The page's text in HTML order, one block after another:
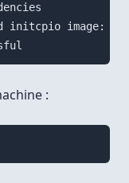
initcpio image:
: